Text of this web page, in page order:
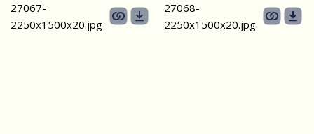
27067-
2250х1500х20.jpg
27068-
2250х1500х20.jpg